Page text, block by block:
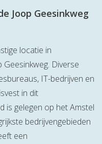
Joop Geesinkweg
locatie in
Geesinkweg. Diverse
IT-bedrijven en
in dit
is gelegen op het Amstel
bedrijvengebieden
een